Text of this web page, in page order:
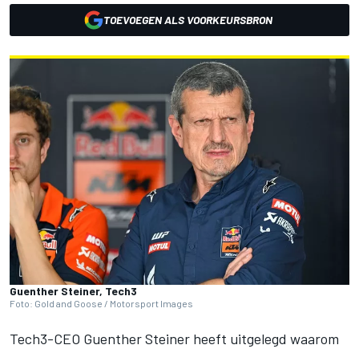
TOEVOEGEN ALS VOORKEURSBRON
Guenther Steiner, Tech3
Foto: Gold and Goose / Motorsport Images
Tech3-CEO Guenther Steiner heeft uitgelegd waarom